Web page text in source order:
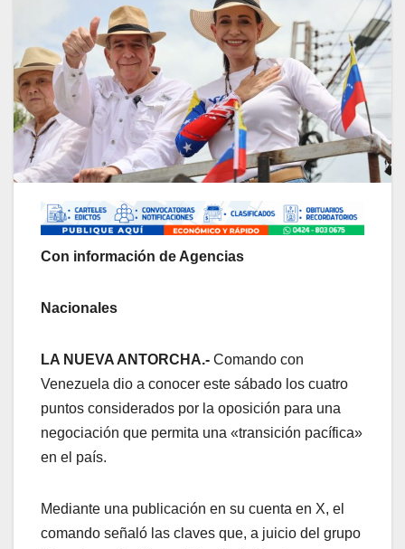
Con información de Agencias
Nacionales
LA NUEVA ANTORCHA.- Comando con
Venezuela dio a conocer este sábado los cuatro
puntos considerados por la oposición para una
negociación que permita una «transición pacífica»
en el país.
Mediante una publicación en su cuenta en X, el
comando señaló las claves que, a juicio del grupo